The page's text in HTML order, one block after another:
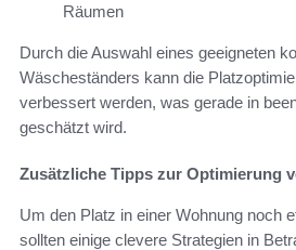
Räumen
Durch die Auswahl eines geeigneten
Wäscheständers kann die
verbessert werden, was gerade in
geschätzt wird.
Zusätzliche Tipps zur Optimierung
Um den Platz in einer Wohnung noch
sollten einige clevere Strategien in